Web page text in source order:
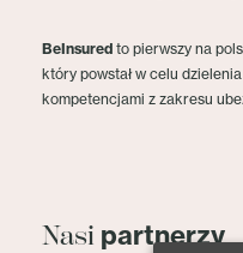
BeInsured to pierwszy na
który powstał w celu
kompetencjami z zakresu
Nasi partnerzy